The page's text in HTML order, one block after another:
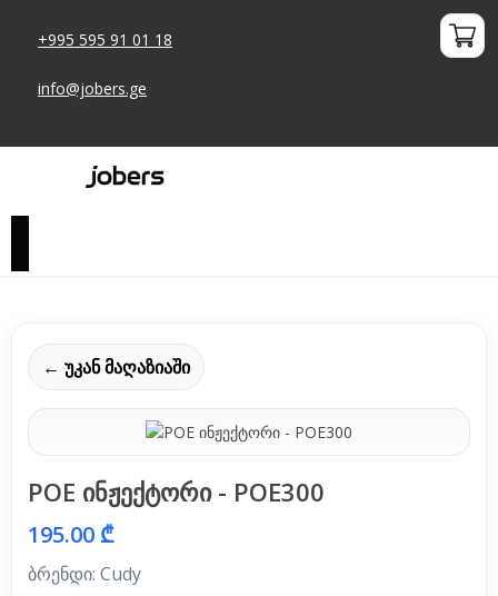
+995 595 91 01 18
info@jobers.ge
← უკან მაღაზიაში
POE ინჟექტორი - POE300
195.00 ₾
ბრენდი: Cudy